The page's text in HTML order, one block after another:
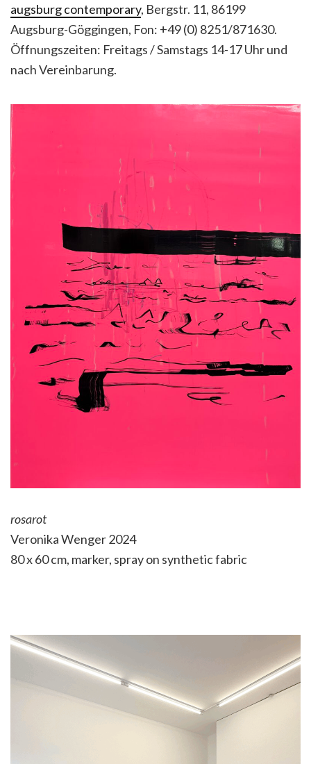
augsburg contemporary, Bergstr. 11, 86199
Augsburg-Göggingen, Fon: +49 (0) 8251/871630.
Öffnungszeiten: Freitags / Samstags 14-17 Uhr und
nach Vereinbarung.
rosarot
Veronika Wenger 2024
80 x 60 cm, marker, spray on synthetic fabric